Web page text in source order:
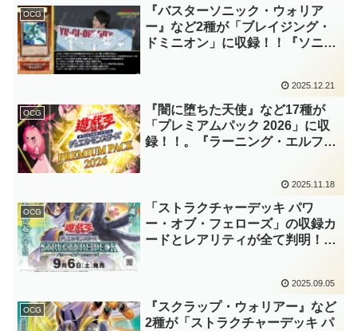
いて嬉しいですね～。【遊戯王
OCG】
OCG
『バスターソニック・ウォリア
ー』など2種が「ブレイジング・
ドミニオン」に収録！！『ソニッ
くれそうです……。また、妨害を
ケアできる速攻魔法も登場！！
【遊戯王OCG】
2025.12.21
OCG
『闇に堕ちた天使』など17種が
「プレミアムパック 2026」に収
録！！。『ラーニング・エルフ』
(プレデター・プランツ)」も近々
強化が行われそうかな？【遊戯王
OCG】
2025.11.18
OCG
「ストラクチャーデッキ パワ
ー・オブ・フェローズ」の収録カ
ードとレアリティが全て判明！！
プ！！いつも通り、レアリティ設
定も安定していますね～。【遊戯
王OCG】
2025.09.05
OCG
『スクラップ・ウォリアー』など
2種が「ストラクチャーデッキ パ